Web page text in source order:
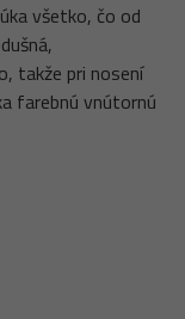
všetko, čo od
takže pri nosení
farebnú vnútornú